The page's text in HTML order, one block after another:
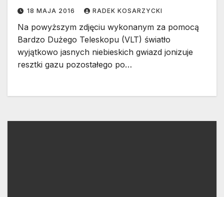
18 MAJA 2016 RADEK KOSARZYCKI
Na powyższym zdjęciu wykonanym za pomocą
Bardzo Dużego Teleskopu (VLT) światło
wyjątkowo jasnych niebieskich gwiazd jonizuje
resztki gazu pozostałego po…